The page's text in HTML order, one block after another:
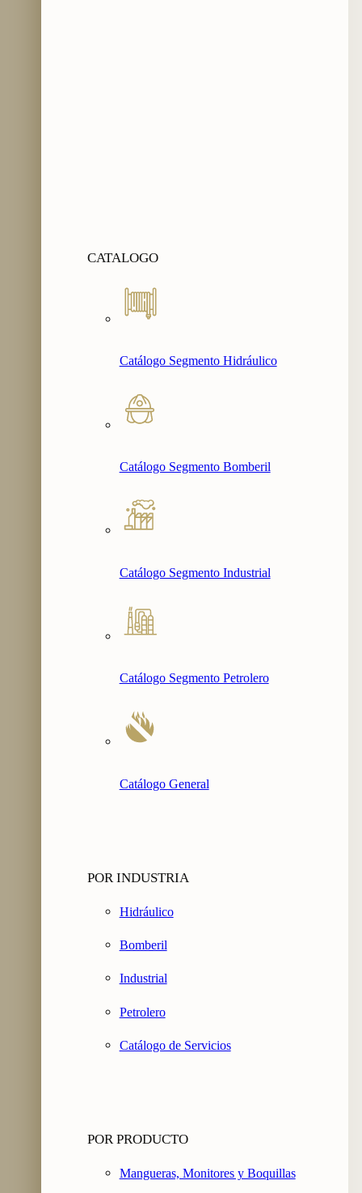
CATALOGO
Catálogo Segmento Hidráulico
Catálogo Segmento Bomberil
Catálogo Segmento Industrial
Catálogo Segmento Petrolero
Catálogo General
POR INDUSTRIA
Hidráulico
Bomberil
Industrial
Petrolero
Catálogo de Servicios
POR PRODUCTO
Mangueras, Monitores y Boquillas